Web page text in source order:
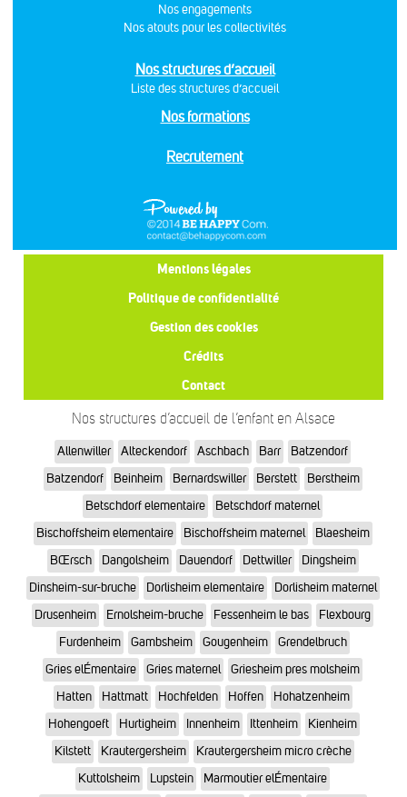
Nos engagements
Nos atouts pour les collectivités
Nos structures d’accueil
Liste des structures d’accueil
Nos formations
Recrutement
Mentions légales
Politique de confidentialité
Gestion des cookies
Crédits
Contact
Nos structures d’accueil de l’enfant en Alsace
Allenwiller Alteckendorf Aschbach Barr
Batzendorf
Batzendorf
Beinheim Bernardswiller Berstett
Berstheim
Betschdorf elementaire
Betschdorf maternel
Bischoffsheim elementaire
Bischoffsheim maternel
Blaesheim
BŒrsch
Dangolsheim Dauendorf Dettwiller
Dingsheim
Dinsheim-sur-bruche
Dorlisheim elementaire
Dorlisheim maternel
Drusenheim
Ernolsheim-bruche Fessenheim le bas
Flexbourg
Furdenheim
Gambsheim Gougenheim
Grendelbruch
Gries elÉmentaire
Gries maternel
Griesheim pres molsheim
Hatten
Hattmatt Hochfelden Hoffen
Hohatzenheim
Hohengoeft
Hurtigheim Innenheim Ittenheim
Kienheim
Kilstett
Krautergersheim
Krautergersheim micro crèche
Kuttolsheim
Lupstein
Marmoutier elÉmentaire